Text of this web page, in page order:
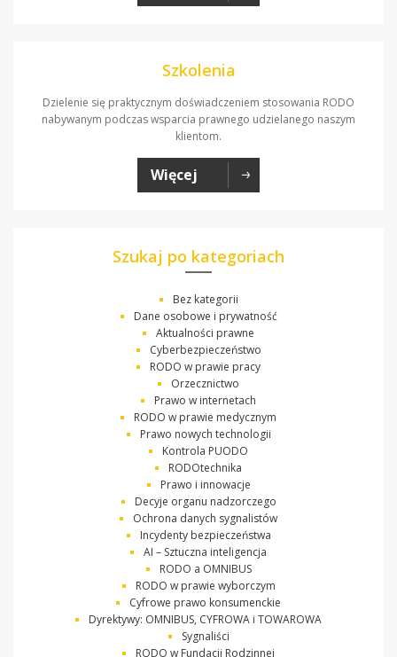
Szkolenia
Dzielenie się praktycznym doświadczeniem stosowania RODO
nabywanym podczas wsparcia prawnego udzielanego naszym
klientom.
Więcej
Szukaj po kategoriach
Bez kategorii
Dane osobowe i prywatność
Aktualności prawne
Cyberbezpieczeństwo
RODO w prawie pracy
Orzecznictwo
Prawo w internetach
RODO w prawie medycznym
Prawo nowych technologii
Kontrola PUODO
RODOtechnika
Prawo i innowacje
Decyje organu nadzorczego
Ochrona danych sygnalistów
Incydenty bezpieczeństwa
AI – Sztuczna inteligencja
RODO a OMNIBUS
RODO w prawie wyborczym
Cyfrowe prawo konsumenckie
Dyrektywy: OMNIBUS, CYFROWA i TOWAROWA
Sygnaliści
RODO w Fundacji Rodzinnej